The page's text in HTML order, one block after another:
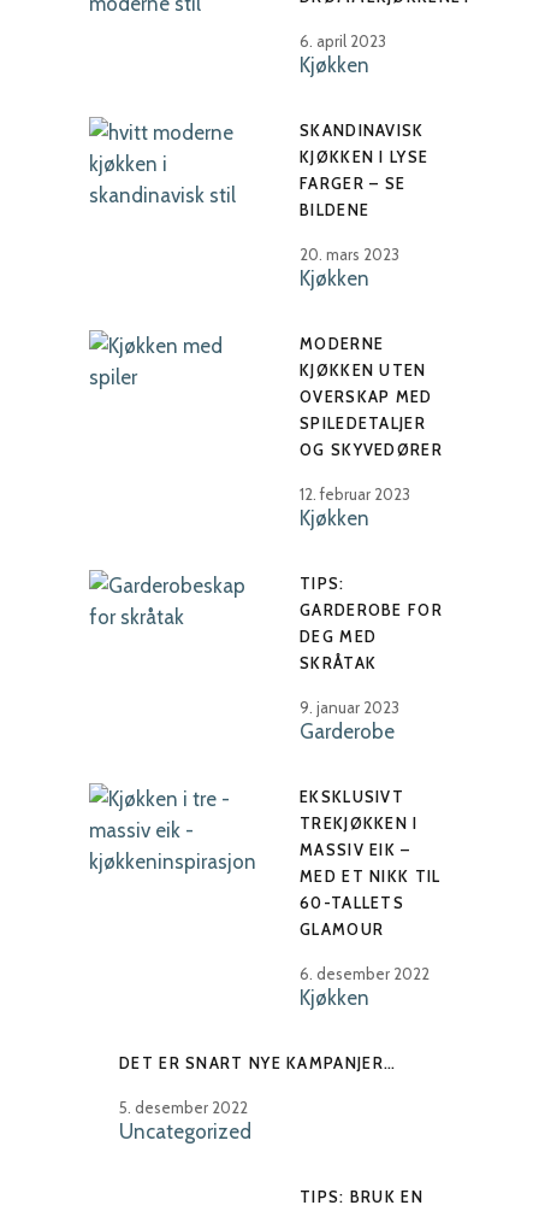
6. april 2023
Kjøkken
SKANDINAVISK
KJØKKEN I LYSE
FARGER – SE
BILDENE
20. mars 2023
Kjøkken
MODERNE
KJØKKEN UTEN
OVERSKAP MED
SPILEDETALJER
OG SKYVEDØRER
12. februar 2023
Kjøkken
TIPS:
GARDEROBE FOR
DEG MED
SKRÅTAK
9. januar 2023
Garderobe
EKSKLUSIVT
TREKJØKKEN I
MASSIV EIK –
MED ET NIKK TIL
60-TALLETS
GLAMOUR
6. desember 2022
Kjøkken
DET ER SNART NYE KAMPANJER…
5. desember 2022
Uncategorized
TIPS: BRUK EN